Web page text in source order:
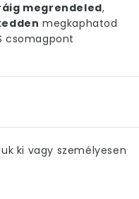
megrendeled,
megkaphatod
csomagpont
ki vagy személyesen